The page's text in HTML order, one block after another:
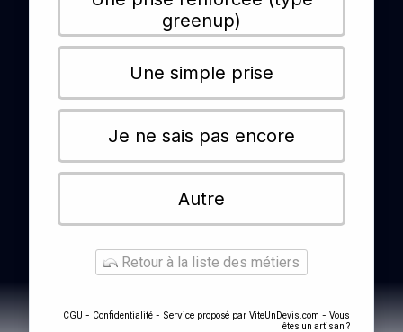
greenup)
Une simple prise
Je ne sais pas encore
Autre
Retour à la liste des métiers
CGU - Confidentialité - Service proposé par ViteUnDevis.com - Vous
êtes un artisan ?